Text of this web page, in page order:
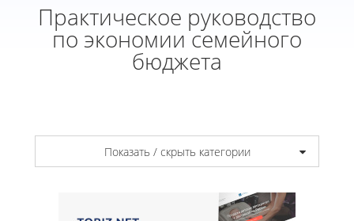
Практическое руководство
по экономии семейного
бюджета
Показать / скрыть категории